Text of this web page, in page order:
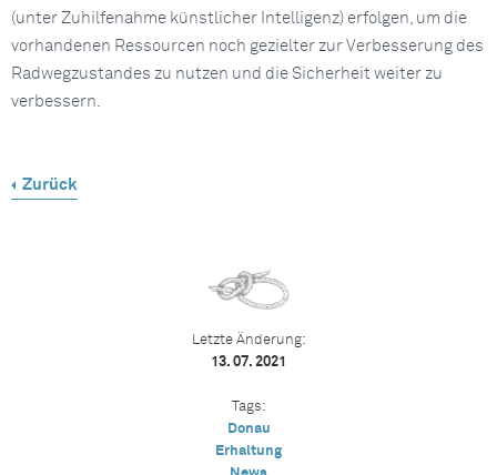
(unter Zuhilfenahme künstlicher Intelligenz) erfolgen, um die
vorhandenen Ressourcen noch gezielter zur Verbesserung des
Radwegzustandes zu nutzen und die Sicherheit weiter zu
verbessern.
Zurück
Letzte Änderung:
13. 07. 2021
Tags:
Donau
Erhaltung